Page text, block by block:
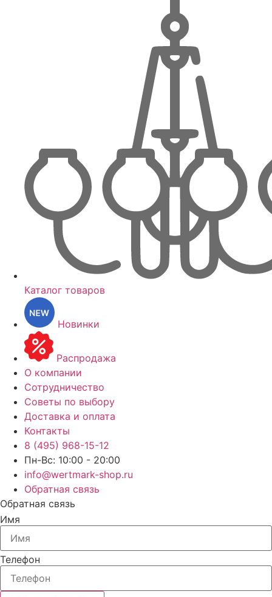
Каталог товаров
Новинки
Распродажа
О компании
Сотрудничество
Советы по выбору
Доставка и оплата
Контакты
8 (495) 968-15-12
Пн-Вс: 10:00 - 20:00
info@wertmark-shop.ru
Обратная связь
Обратная связь
Имя
Телефон